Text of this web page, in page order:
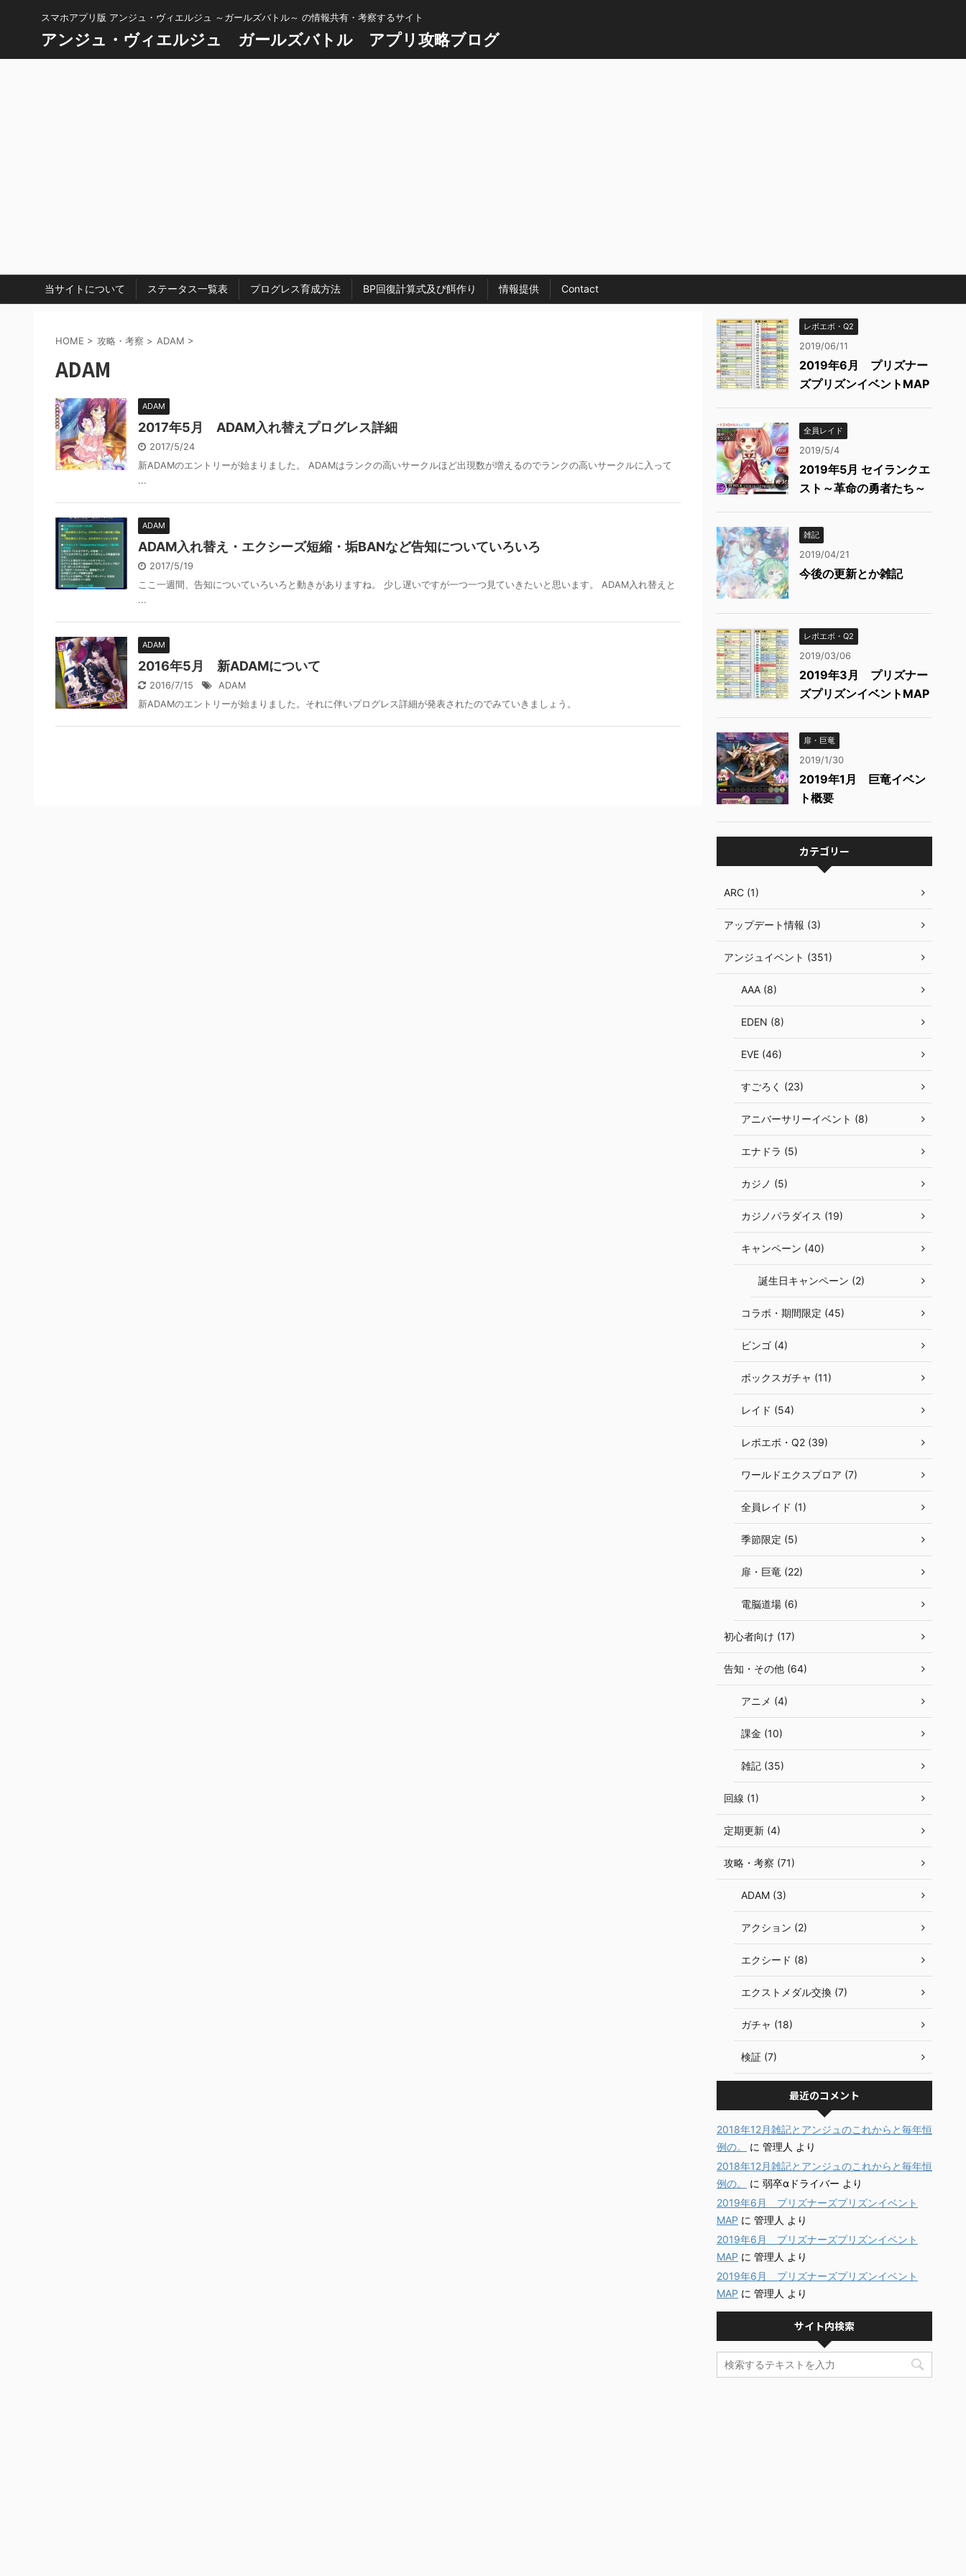
スマホアプリ版 アンジュ・ヴィエルジュ ～ガールズバトル～ の情報共有・考察するサイト
アンジュ・ヴィエルジュ ガールズバトル アプリ攻略ブログ
当サイトについて ステータス一覧表 プログレス育成方法 BP回復計算式及び餌作り 情報提供 Contact
HOME > 攻略・考察 > ADAM >
ADAM
ADAM
2017年5月 ADAM入れ替えプログレス詳細
2017/5/24
新ADAMのエントリーが始まりました。 ADAMはランクの高いサークルほど出現数が増えるのでランクの高いサークルに入って
...
ADAM
ADAM入れ替え・エクシーズ短縮・垢BANなど告知についていろいろ
2017/5/19
ここ一週間、告知についていろいろと動きがありますね。 少し遅いですが一つ一つ見ていきたいと思います。 ADAM入れ替えと
...
ADAM
2016年5月 新ADAMについて
2016/7/15
ADAM
新ADAMのエントリーが始まりました。それに伴いプログレス詳細が発表されたのでみていきましょう。
レボエボ・Q2
2019/06/11
2019年6月 プリズナー
ズプリズンイベントMAP
全員レイド
2019/5/4
2019年5月 セイランクエ
スト～革命の勇者たち～
雑記
2019/04/21
今後の更新とか雑記
レボエボ・Q2
2019/03/06
2019年3月 プリズナー
ズプリズンイベントMAP
扉・巨竜
2019/1/30
2019年1月 巨竜イベン
ト概要
カテゴリー
ARC (1)
アップデート情報 (3)
アンジュイベント (351)
AAA (8)
EDEN (8)
EVE (46)
すごろく (23)
アニバーサリーイベント (8)
エナドラ (5)
カジノ (5)
カジノパラダイス (19)
キャンペーン (40)
誕生日キャンペーン (2)
コラボ・期間限定 (45)
ビンゴ (4)
ボックスガチャ (11)
レイド (54)
レボエボ・Q2 (39)
ワールドエクスプロア (7)
全員レイド (1)
季節限定 (5)
扉・巨竜 (22)
電脳道場 (6)
初心者向け (17)
告知・その他 (64)
アニメ (4)
課金 (10)
雑記 (35)
回線 (1)
定期更新 (4)
攻略・考察 (71)
ADAM (3)
アクション (2)
エクシード (8)
エクストメダル交換 (7)
ガチャ (18)
検証 (7)
最近のコメント
2018年12月雑記とアンジュのこれからと毎年恒
例の。
に 管理人 より
2018年12月雑記とアンジュのこれからと毎年恒
例の。
に 弱卒αドライバー より
2019年6月 プリズナーズプリズンイベント
MAP に 管理人 より
2019年6月 プリズナーズプリズンイベント
MAP に 管理人 より
2019年6月 プリズナーズプリズンイベント
MAP に 管理人 より
サイト内検索